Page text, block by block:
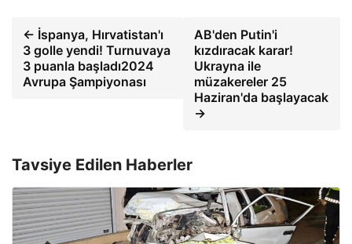
← İspanya, Hırvatistan'ı
3 golle yendi! Turnuvaya
3 puanla başladı2024
Avrupa Şampiyonası
AB'den Putin'i
kızdıracak karar!
Ukrayna ile
müzakereler 25
Haziran'da başlayacak
→
Tavsiye Edilen Haberler